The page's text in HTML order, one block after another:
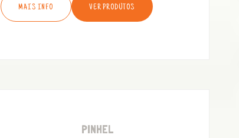
MAIS INFO VER PRODUTOS
PINHEL